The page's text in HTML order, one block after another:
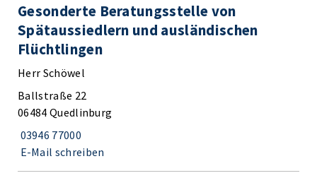
Gesonderte Beratungsstelle von
Spätaussiedlern und ausländischen
Flüchtlingen
Herr Schöwel
Ballstraße 22
06484 Quedlinburg
03946 77000
E-Mail schreiben